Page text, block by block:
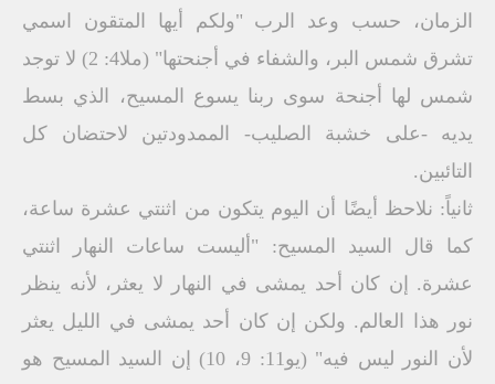
الزمان، حسب وعد الرب "ولكم أيها المتقون اسمي
تشرق شمس البر، والشفاء في أجنحتها" (ملا4: 2) لا توجد
شمس لها أجنحة سوى ربنا يسوع المسيح، الذي بسط
يديه -على خشبة الصليب- الممدودتين لاحتضان كل
التائبين.
ثانياً: نلاحظ أيضًا أن اليوم يتكون من اثنتي عشرة ساعة،
كما قال السيد المسيح: "أليست ساعات النهار اثنتي
عشرة. إن كان أحد يمشى في النهار لا يعثر، لأنه ينظر
نور هذا العالم. ولكن إن كان أحد يمشى في الليل يعثر
لأن النور ليس فيه" (يو11: 9، 10) إن السيد المسيح هو